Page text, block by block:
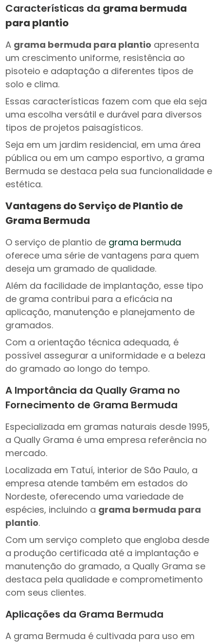
Características da grama bermuda
para plantio
A grama bermuda para plantio apresenta
um crescimento uniforme, resistência ao
pisoteio e adaptação a diferentes tipos de
solo e clima.
Essas características fazem com que ela seja
uma escolha versátil e durável para diversos
tipos de projetos paisagísticos.
Seja em um jardim residencial, em uma área
pública ou em um campo esportivo, a grama
Bermuda se destaca pela sua funcionalidade e
estética.
Vantagens do Serviço de Plantio de
Grama Bermuda
O serviço de plantio de grama bermuda
oferece uma série de vantagens para quem
deseja um gramado de qualidade.
Além da facilidade de implantação, esse tipo
de grama contribui para a eficácia na
aplicação, manutenção e planejamento de
gramados.
Com a orientação técnica adequada, é
possível assegurar a uniformidade e a beleza
do gramado ao longo do tempo.
A Importância da Qually Grama no
Fornecimento de Grama Bermuda
Especializada em gramas naturais desde 1995,
a Qually Grama é uma empresa referência no
mercado.
Localizada em Tatuí, interior de São Paulo, a
empresa atende também em estados do
Nordeste, oferecendo uma variedade de
espécies, incluindo a grama bermuda para
plantio.
Com um serviço completo que engloba desde
a produção certificada até a implantação e
manutenção do gramado, a Qually Grama se
destaca pela qualidade e comprometimento
com seus clientes.
Aplicações da Grama Bermuda
A grama Bermuda é cultivada para uso em